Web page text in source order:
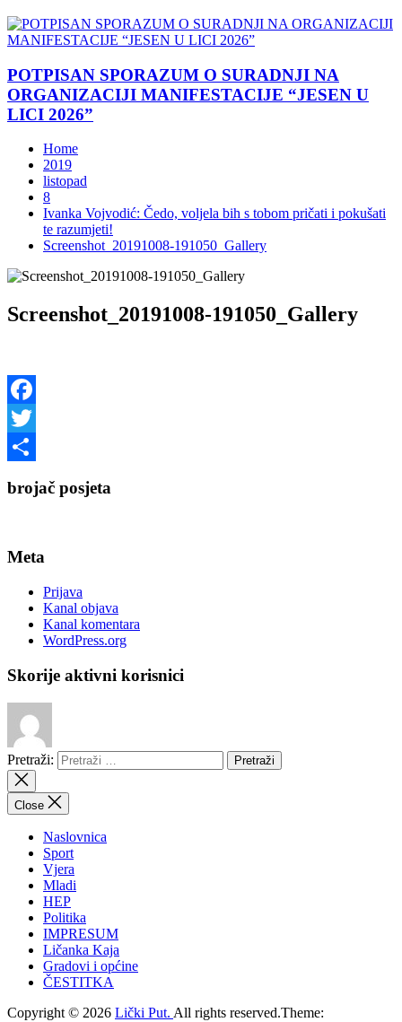
POTPISAN SPORAZUM O SURADNJI NA
ORGANIZACIJI MANIFESTACIJE “JESEN U
LICI 2026”
Home
2019
listopad
8
Ivanka Vojvodić: Čedo, voljela bih s tobom pričati i pokušati
te razumjeti!
Screenshot_20191008-191050_Gallery
Screenshot_20191008-191050_Gallery
Facebook
Twitter
brojač posjeta
Meta
Prijava
Kanal objava
Kanal komentara
WordPress.org
Skorije aktivni korisnici
Pretraži:
Close
Naslovnica
Sport
Vjera
Mladi
HEP
Politika
IMPRESUM
Ličanka Kaja
Gradovi i općine
ČESTITKA
Copyright © 2026 Lički Put. All rights reserved.Theme: